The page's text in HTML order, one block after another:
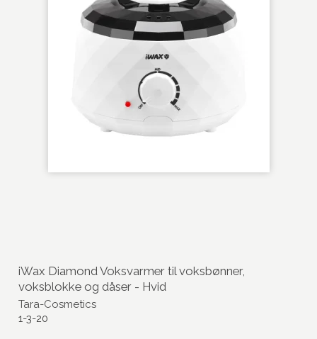
iWax Diamond Voksvarmer til voksbønner,
voksblokke og dåser - Hvid
Tara-Cosmetics
1-3-20